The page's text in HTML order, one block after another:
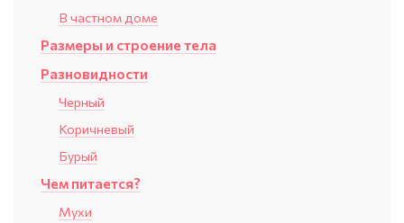
В частном доме
Размеры и строение тела
Разновидности
Черный
Коричневый
Бурый
Чем питается?
Мухи